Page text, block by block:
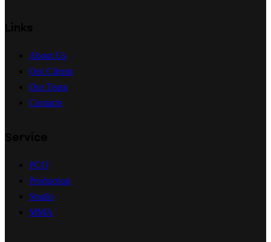
About Us
Our Clients
Our Team
Contacts
PCO
Production
Studio
MMA